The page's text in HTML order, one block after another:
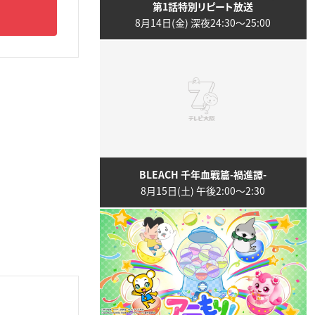
第1話特別リピート放送
8月14日(金) 深夜24:30〜25:00
BLEACH 千年血戦篇-禍進譚-
8月15日(土) 午後2:00〜2:30